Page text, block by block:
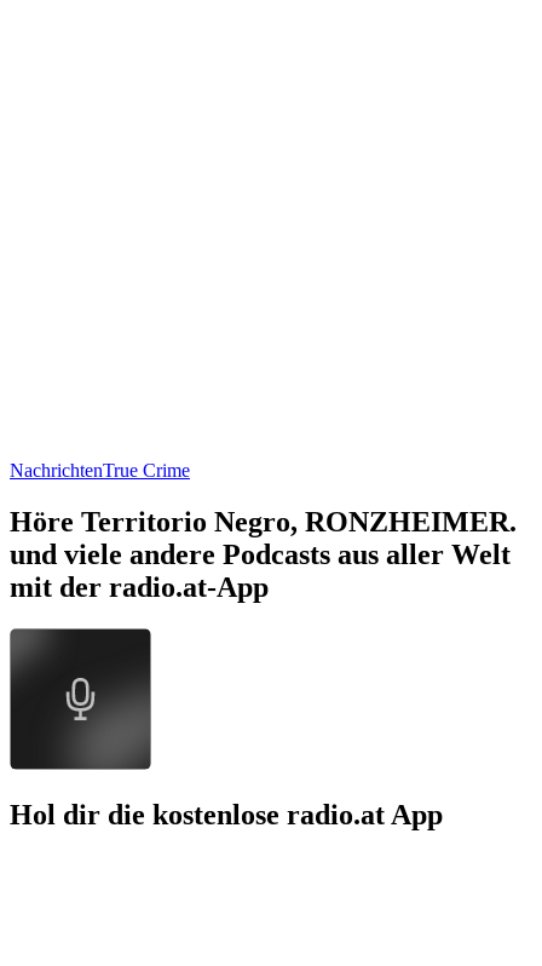
NachrichtenTrue Crime
Höre Territorio Negro, RONZHEIMER.
und viele andere Podcasts aus aller Welt
mit der radio.at-App
Hol dir die kostenlose radio.at App